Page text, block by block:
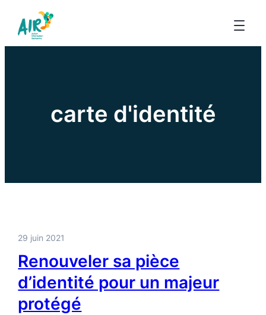
carte d'identité
29 juin 2021
Renouveler sa pièce
d’identité pour un majeur
protégé